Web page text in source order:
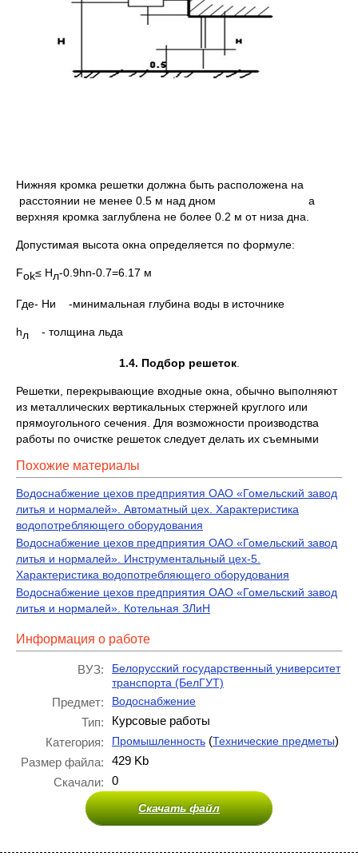
Нижняя кромка решетки должна быть расположена на
расстоянии не менее 0.5 м над дном а
верхняя кромка заглублена не более 0.2 м от низа дна.
Допустимая высота окна определяется по формуле:
Fok≤ Hл-0.9hn-0.7=6.17 м
Где- Hи -минимальная глубина воды в источнике
hл - толщина льда
1.4. Подбор решеток.
Решетки, перекрывающие входные окна, обычно выполняют
из металлических вертикальных стержней круглого или
прямоугольного сечения. Для возможности производства
работы по очистке решеток следует делать их съемными
Похожие материалы
Водоснабжение цехов предприятия ОАО «Гомельский завод
литья и нормалей». Автоматный цех. Характеристика
водопотребляющего оборудования
Водоснабжение цехов предприятия ОАО «Гомельский завод
литья и нормалей». Инструментальный цех-5.
Характеристика водопотребляющего оборудования
Водоснабжение цехов предприятия ОАО «Гомельский завод
литья и нормалей». Котельная ЗЛиН
Информация о работе
ВУЗ:
Белорусский государственный университет
транспорта (БелГУТ)
Предмет: Водоснабжение
Тип:
Курсовые работы
Категория:
Промышленность (Технические предметы)
Размер файла:
429 Kb
Скачали:
0
Скачать файл